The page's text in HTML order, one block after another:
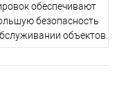
обеспечивают
безопасность
объектов.